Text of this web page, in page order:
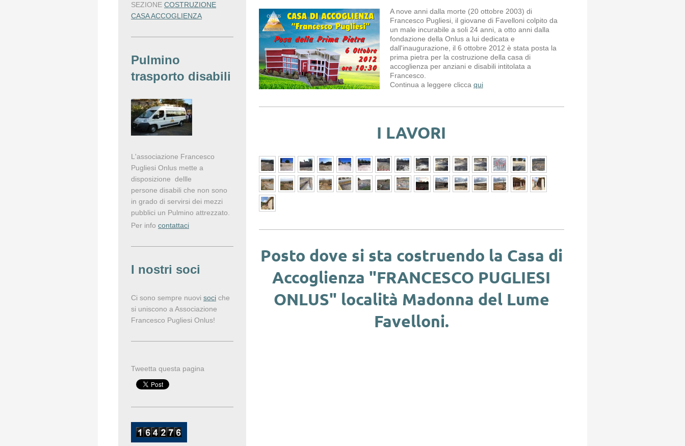
A nove anni dalla morte (20 ottobre 2003) di
Francesco Pugliesi, il giovane di Favelloni colpito da
un male incurabile a soli 24 anni, a otto anni dalla
fondazione della Onlus a lui dedicata e
dall'inaugurazione, il 6 ottobre 2012 è stata posta la
prima pietra per la costruzione della casa di
accoglienza per anziani e disabili intitolata a
Francesco.
Continua a leggere clicca qui
I LAVORI
Posto dove si sta costruendo la Casa di
Accoglienza "FRANCESCO PUGLIESI
ONLUS" località Madonna del Lume
Favelloni.
SEZIONE COSTRUZIONE
CASA ACCOGLIENZA
Pulmino
trasporto disabili
L'associazione Francesco
Pugliesi Onlus mette a
disposizione dellle
persone disabili che non sono
in grado di servirsi dei mezzi
pubblici un Pulmino attrezzato.
Per info contattaci
I nostri soci
Ci sono sempre nuovi soci che
si uniscono a Associazione
Francesco Pugliesi Onlus!
Tweetta questa pagina